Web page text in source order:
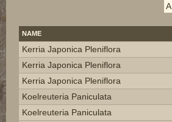
A
NAME
Kerria Japonica Pleniflora
Kerria Japonica Pleniflora
Kerria Japonica Pleniflora
Koelreuteria Paniculata
Koelreuteria Paniculata